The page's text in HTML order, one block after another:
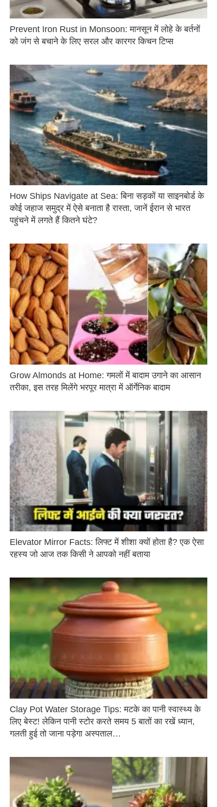
Prevent Iron Rust in Monsoon: मानसून में लोहे के बर्तनों
को जंग से बचाने के लिए सरल और कारगर किचन टिप्स
How Ships Navigate at Sea: बिना सड़कों या साइनबोर्ड के
कोई जहाज समुद्र में ऐसे बनाता है रास्ता, जानें ईरान से भारत
पहुंचने में लगते हैं कितने घंटे?
Grow Almonds at Home: गमलों में बादाम उगाने का आसान
तरीका, इस तरह मिलेंगे भरपूर मात्रा में ऑर्गेनिक बादाम
Elevator Mirror Facts: लिफ्ट में शीशा क्यों होता है? एक ऐसा
रहस्य जो आज तक किसी ने आपको नहीं बताया
Clay Pot Water Storage Tips: मटके का पानी स्वास्थ्य के
लिए बेस्ट! लेकिन पानी स्टोर करते समय 5 बातों का रखें ध्यान,
गलती हुई तो जाना पड़ेगा अस्पताल…